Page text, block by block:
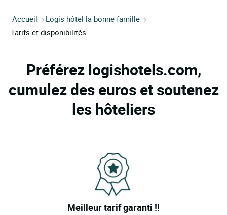
Accueil
Logis hôtel la bonne famille
Tarifs et disponibilités
Préférez logishotels.com,
cumulez des euros et soutenez
les hôteliers
Meilleur tarif garanti !!